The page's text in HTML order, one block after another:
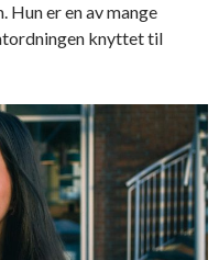
er en av mange
knyttet til